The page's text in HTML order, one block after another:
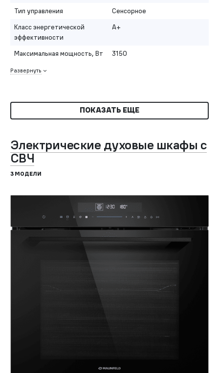
Тип управления
Сенсорное
Класс энергетической
эффективности
A+
Максимальная мощность, Вт 3150
Развернуть
ПОКАЗАТЬ ЕЩЕ
Электрические духовые шкафы с
СВЧ
3 МОДЕЛИ